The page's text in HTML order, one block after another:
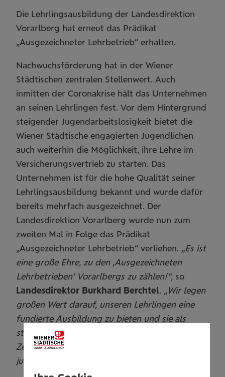
Die Lehrlingsausbildung der Landesdirektion
Vorarlberg hat erneut das Prädikat
„Ausgezeichneter Lehrbetrieb“ erhalten.
Nachwuchsförderung hat in der Wiener
Städtischen zentralen Stellenwert. Auch
inmitten der Coronakrise hält das Unternehmen
an seinen Lehrlingen fest. Vor dem Hintergrund
steigender Jugendarbeitslosigkeit bietet die
Wiener Städtische engagierten Jugendlichen
auch weiterhin die Möglichkeit, ihre Lehre im
Versicherungsvertrieb zu starten. Das
Unternehmen ist für die hohe Qualität seiner
Lehrlingsausbildung bekannt und wurde dafür
bereits mehrfach ausgezeichnet. Der
Landesdirektion Vorarlberg wurde nun zum
zweiten Mal in Folge das Prädikat
„Ausgezeichneter Lehrbetrieb“ verliehen. „Es ist
eine große Ehre, zu den ‚Ausgezeichneten
Lehrbetrieben‘ Vorarlbergs zu zählen!“, so
Landesdirektor Burkhard Berchtel. „Wir legen
großen Wert darauf, unseren Lehrlingen eine
fundierte Ausbildung zu bieten und sie als
starker Partner zu unterstützen! Gerade in
Zeiten wie diesen ist es wichtiger denn je,
jungen Menschen eine Perspektive zu bieten.“